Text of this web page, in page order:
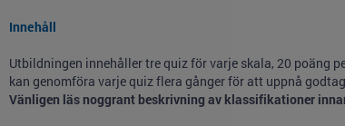
Innehåll
Utbildningen innehåller tre quiz för varje skala, 20 poäng
kan genomföra varje quiz flera gånger för att uppnå
Vänligen läs noggrant beskrivning av klassifikationer